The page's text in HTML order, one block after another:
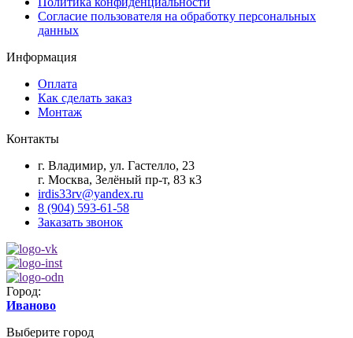
Согласие пользователя на обработку персональных
данных
Информация
Оплата
Как сделать заказ
Монтаж
Контакты
г. Владимир, ул. Гастелло, 23
г. Москва, Зелёный пр-т, 83 к3
irdis33rv@yandex.ru
8 (904) 593-61-58
Заказать звонок
Город:
Иваново
Выберите город